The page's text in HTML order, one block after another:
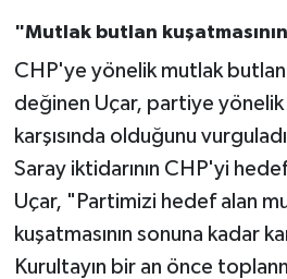
"Mutlak butlan kuşatmasının
CHP'ye yönelik mutlak butlan
değinen Uçar, partiye
karşısında olduğunu
Saray iktidarının CHP'yi hedef
Uçar, "Partimizi hedef alan
kuşatmasının sonuna kadar
Kurultayın bir an önce